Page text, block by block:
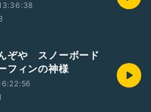
ぞや スノーボード
フィンの神様